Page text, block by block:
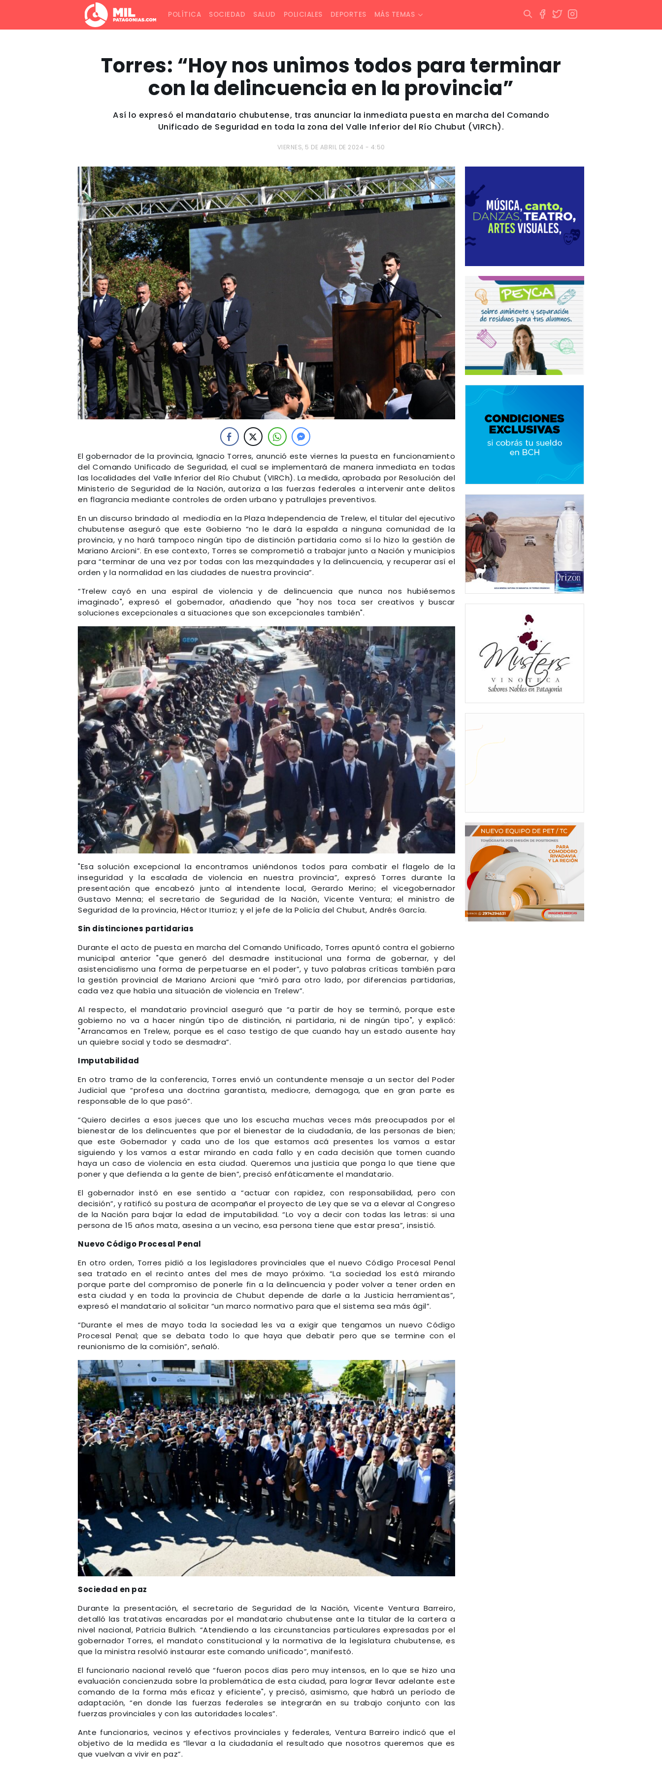
POLÍTICA SOCIEDAD SALUD POLICIALES DEPORTES MÁS TEMAS
Torres: “Hoy nos unimos todos para terminar
con la delincuencia en la provincia”
Así lo expresó el mandatario chubutense, tras anunciar la inmediata puesta en marcha del Comando
Unificado de Seguridad en toda la zona del Valle Inferior del Río Chubut (VIRCh).
VIERNES, 5 DE ABRIL DE 2024 - 4:50
El gobernador de la provincia, Ignacio Torres, anunció este viernes la puesta en funcionamiento
del Comando Unificado de Seguridad, el cual se implementará de manera inmediata en todas
las localidades del Valle Inferior del Río Chubut (VIRCh). La medida, aprobada por Resolución del
Ministerio de Seguridad de la Nación, autoriza a las fuerzas federales a intervenir ante delitos
en flagrancia mediante controles de orden urbano y patrullajes preventivos.
En un discurso brindado al mediodía en la Plaza Independencia de Trelew, el titular del ejecutivo
chubutense aseguró que este Gobierno “no le dará la espalda a ninguna comunidad de la
provincia, y no hará tampoco ningún tipo de distinción partidaria como sí lo hizo la gestión de
Mariano Arcioni”. En ese contexto, Torres se comprometió a trabajar junto a Nación y municipios
para “terminar de una vez por todas con las mezquindades y la delincuencia, y recuperar así el
orden y la normalidad en las ciudades de nuestra provincia”.
“Trelew cayó en una espiral de violencia y de delincuencia que nunca nos hubiésemos
imaginado", expresó el gobernador, añadiendo que "hoy nos toca ser creativos y buscar
soluciones excepcionales a situaciones que son excepcionales también".
"Esa solución excepcional la encontramos uniéndonos todos para combatir el flagelo de la
inseguridad y la escalada de violencia en nuestra provincia”, expresó Torres durante la
presentación que encabezó junto al intendente local, Gerardo Merino; el vicegobernador
Gustavo Menna; el secretario de Seguridad de la Nación, Vicente Ventura; el ministro de
Seguridad de la provincia, Héctor Iturrioz; y el jefe de la Policía del Chubut, Andrés García.
Sin distinciones partidarias
Durante el acto de puesta en marcha del Comando Unificado, Torres apuntó contra el gobierno
municipal anterior "que generó del desmadre institucional una forma de gobernar, y del
asistencialismo una forma de perpetuarse en el poder”, y tuvo palabras críticas también para
la gestión provincial de Mariano Arcioni que “miró para otro lado, por diferencias partidarias,
cada vez que había una situación de violencia en Trelew”.
Al respecto, el mandatario provincial aseguró que “a partir de hoy se terminó, porque este
gobierno no va a hacer ningún tipo de distinción, ni partidaria, ni de ningún tipo", y explicó:
"Arrancamos en Trelew, porque es el caso testigo de que cuando hay un estado ausente hay
un quiebre social y todo se desmadra”.
Imputabilidad
En otro tramo de la conferencia, Torres envió un contundente mensaje a un sector del Poder
Judicial que “profesa una doctrina garantista, mediocre, demagoga, que en gran parte es
responsable de lo que pasó”.
“Quiero decirles a esos jueces que uno los escucha muchas veces más preocupados por el
bienestar de los delincuentes que por el bienestar de la ciudadanía, de las personas de bien;
que este Gobernador y cada uno de los que estamos acá presentes los vamos a estar
siguiendo y los vamos a estar mirando en cada fallo y en cada decisión que tomen cuando
haya un caso de violencia en esta ciudad. Queremos una justicia que ponga lo que tiene que
poner y que defienda a la gente de bien”, precisó enfáticamente el mandatario.
El gobernador instó en ese sentido a “actuar con rapidez, con responsabilidad, pero con
decisión”, y ratificó su postura de acompañar el proyecto de Ley que se va a elevar al Congreso
de la Nación para bajar la edad de imputabilidad. “Lo voy a decir con todas las letras: si una
persona de 15 años mata, asesina a un vecino, esa persona tiene que estar presa”, insistió.
Nuevo Código Procesal Penal
En otro orden, Torres pidió a los legisladores provinciales que el nuevo Código Procesal Penal
sea tratado en el recinto antes del mes de mayo próximo. “La sociedad los está mirando
porque parte del compromiso de ponerle fin a la delincuencia y poder volver a tener orden en
esta ciudad y en toda la provincia de Chubut depende de darle a la Justicia herramientas”,
expresó el mandatario al solicitar “un marco normativo para que el sistema sea más ágil”.
“Durante el mes de mayo toda la sociedad les va a exigir que tengamos un nuevo Código
Procesal Penal; que se debata todo lo que haya que debatir pero que se termine con el
reunionismo de la comisión”, señaló.
Sociedad en paz
Durante la presentación, el secretario de Seguridad de la Nación, Vicente Ventura Barreiro,
detalló las tratativas encaradas por el mandatario chubutense ante la titular de la cartera a
nivel nacional, Patricia Bullrich. “Atendiendo a las circunstancias particulares expresadas por el
gobernador Torres, el mandato constitucional y la normativa de la legislatura chubutense, es
que la ministra resolvió instaurar este comando unificado”, manifestó.
El funcionario nacional reveló que “fueron pocos días pero muy intensos, en lo que se hizo una
evaluación concienzuda sobre la problemática de esta ciudad, para lograr llevar adelante este
comando de la forma más eficaz y eficiente", y precisó, asimismo, que habrá un período de
adaptación, “en donde las fuerzas federales se integrarán en su trabajo conjunto con las
fuerzas provinciales y con las autoridades locales”.
Ante funcionarios, vecinos y efectivos provinciales y federales, Ventura Barreiro indicó que el
objetivo de la medida es “llevar a la ciudadanía el resultado que nosotros queremos que es
que vuelvan a vivir en paz”.